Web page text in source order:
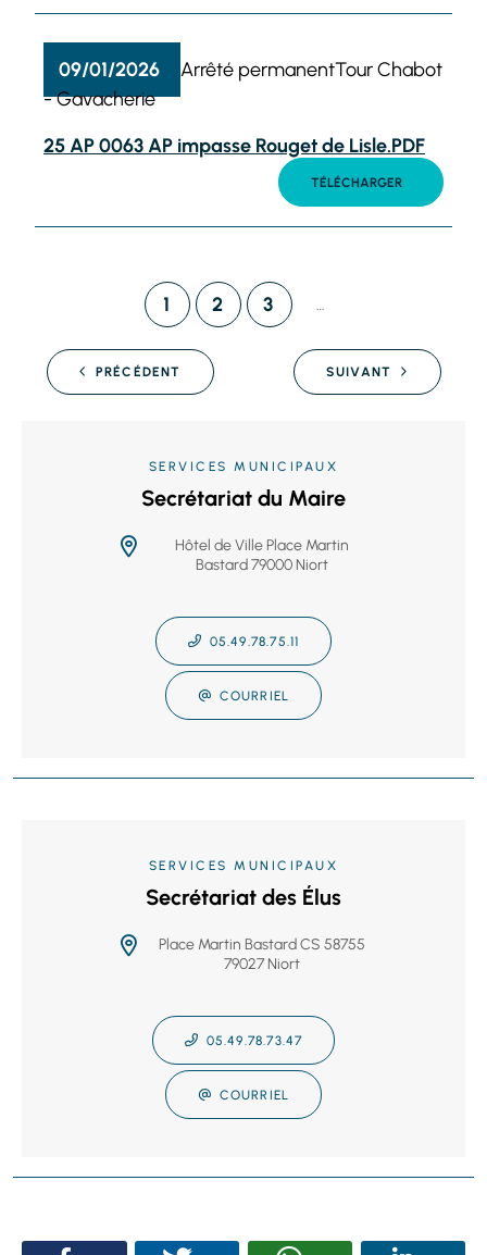
09/01/2026 Arrêté permanentTour Chabot
- Gavacherie
25 AP 0063 AP impasse Rouget de Lisle.PDF
TÉLÉCHARGER
PRÉCÉDENT
1 2 3 …
SUIVANT
SERVICES MUNICIPAUX
Secrétariat du Maire
Hôtel de Ville Place Martin
Bastard 79000 Niort
05.49.78.75.11
COURRIEL
SERVICES MUNICIPAUX
Secrétariat des Élus
Place Martin Bastard CS 58755
79027 Niort
05.49.78.73.47
COURRIEL